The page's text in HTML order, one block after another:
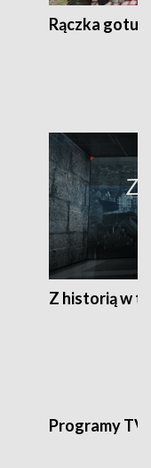
Rączka gotuje
Z historią w
Programy